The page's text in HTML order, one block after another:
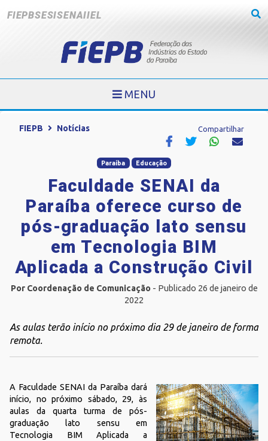
FIEPBSESISENAIIEL
MENU
FIEPB Notícias Compartilhar
Paraíba Educação
Faculdade SENAI da
Paraíba oferece curso de
pós-graduação lato sensu
em Tecnologia BIM
Aplicada a Construção Civil
Por Coordenação de Comunicação- Publicado 26 de janeiro de
2022
As aulas terão início no próximo dia 29 de janeiro de forma
remota.
A Faculdade SENAI da Paraíba dará
início, no próximo sábado, 29, às
aulas da quarta turma de pós-
graduação lato sensu em
Tecnologia BIM Aplicada a